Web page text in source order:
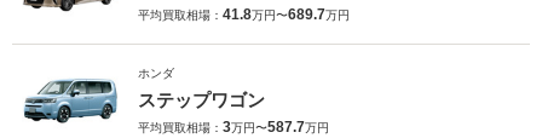
平均買取相場： 41.8万円〜689.7万円
ホンダ
ステップワゴン
平均買取相場： 3万円〜587.7万円